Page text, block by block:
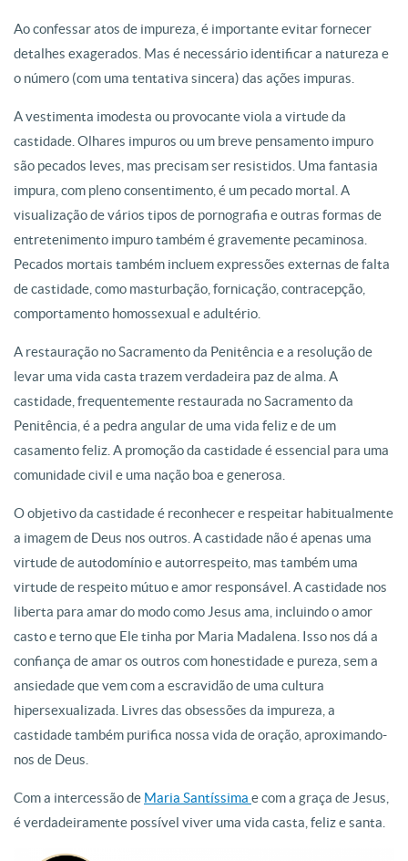
Ao confessar atos de impureza, é importante evitar fornecer
detalhes exagerados. Mas é necessário identificar a natureza e
o número (com uma tentativa sincera) das ações impuras.
A vestimenta imodesta ou provocante viola a virtude da
castidade. Olhares impuros ou um breve pensamento impuro
são pecados leves, mas precisam ser resistidos. Uma fantasia
impura, com pleno consentimento, é um pecado mortal. A
visualização de vários tipos de pornografia e outras formas de
entretenimento impuro também é gravemente pecaminosa.
Pecados mortais também incluem expressões externas de falta
de castidade, como masturbação, fornicação, contracepção,
comportamento homossexual e adultério.
A restauração no Sacramento da Penitência e a resolução de
levar uma vida casta trazem verdadeira paz de alma. A
castidade, frequentemente restaurada no Sacramento da
Penitência, é a pedra angular de uma vida feliz e de um
casamento feliz. A promoção da castidade é essencial para uma
comunidade civil e uma nação boa e generosa.
O objetivo da castidade é reconhecer e respeitar habitualmente
a imagem de Deus nos outros. A castidade não é apenas uma
virtude de autodomínio e autorrespeito, mas também uma
virtude de respeito mútuo e amor responsável. A castidade nos
liberta para amar do modo como Jesus ama, incluindo o amor
casto e terno que Ele tinha por Maria Madalena. Isso nos dá a
confiança de amar os outros com honestidade e pureza, sem a
ansiedade que vem com a escravidão de uma cultura
hipersexualizada. Livres das obsessões da impureza, a
castidade também purifica nossa vida de oração, aproximando-
nos de Deus.
Com a intercessão de Maria Santíssima e com a graça de Jesus,
é verdadeiramente possível viver uma vida casta, feliz e santa.